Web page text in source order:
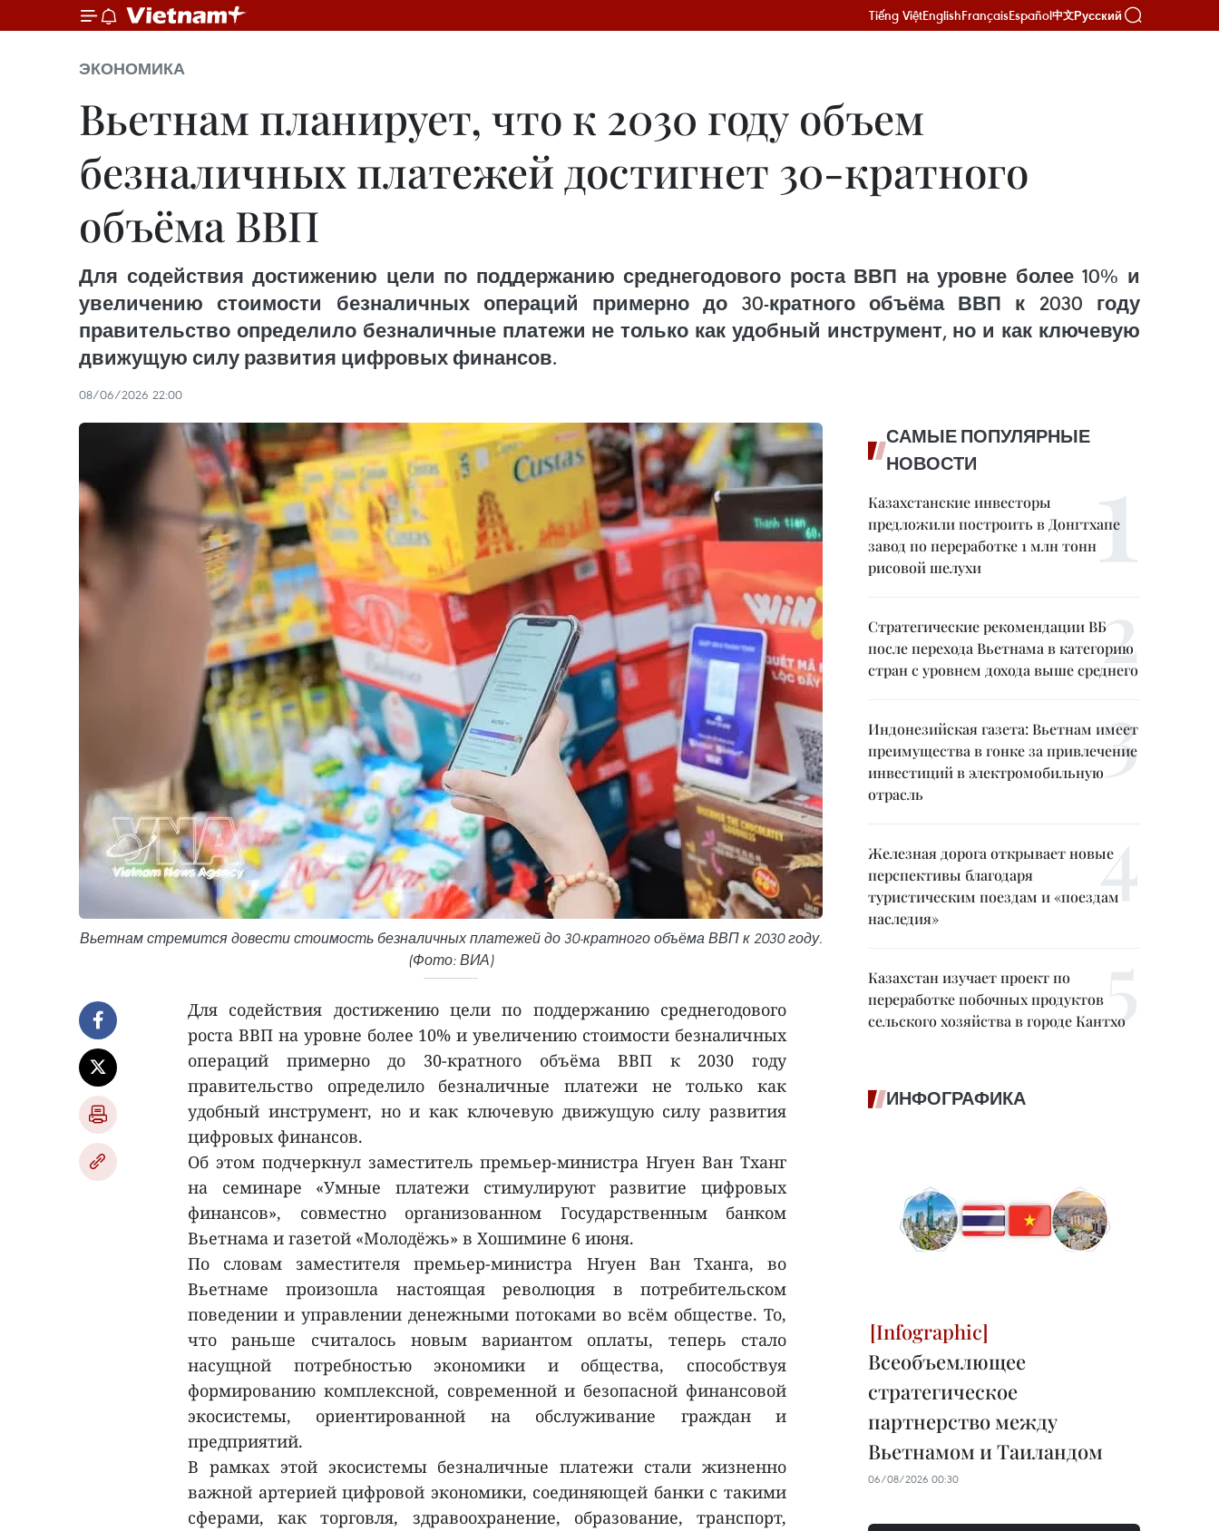
Tiếng ViệtEnglishFrançaisEspañol中文Русский
ЭКОНОМИКА
Вьетнам планирует, что к 2030 году объем
безналичных платежей достигнет 30-кратного
объёма ВВП
Для содействия достижению цели по поддержанию среднегодового роста ВВП на уровне более 10% и
увеличению стоимости безналичных операций примерно до 30-кратного объёма ВВП к 2030 году
правительство определило безналичные платежи не только как удобный инструмент, но и как ключевую
движущую силу развития цифровых финансов.
08/06/2026 22:00
Вьетнам стремится довести стоимость безналичных платежей до 30-кратного объёма ВВП к 2030 году.
(Фото: ВИА)
Для содействия достижению цели по поддержанию среднегодового
роста ВВП на уровне более 10% и увеличению стоимости безналичных
операций примерно до 30-кратного объёма ВВП к 2030 году
правительство определило безналичные платежи не только как
удобный инструмент, но и как ключевую движущую силу развития
цифровых финансов.
Об этом подчеркнул заместитель премьер-министра Нгуен Ван Тханг
на семинаре «Умные платежи стимулируют развитие цифровых
финансов», совместно организованном Государственным банком
Вьетнама и газетой «Молодёжь» в Хошимине 6 июня.
По словам заместителя премьер-министра Нгуен Ван Тханга, во
Вьетнаме произошла настоящая революция в потребительском
поведении и управлении денежными потоками во всём обществе. То,
что раньше считалось новым вариантом оплаты, теперь стало
насущной потребностью экономики и общества, способствуя
формированию комплексной, современной и безопасной финансовой
экосистемы, ориентированной на обслуживание граждан и
предприятий.
В рамках этой экосистемы безналичные платежи стали жизненно
важной артерией цифровой экономики, соединяющей банки с такими
сферами, как торговля, здравоохранение, образование, транспорт,
САМЫЕ ПОПУЛЯРНЫЕ
НОВОСТИ
Казахстанские инвесторы
предложили построить в Донгтхапе
завод по переработке 1 млн тонн
рисовой шелухи
Стратегические рекомендации ВБ
после перехода Вьетнама в категорию
стран с уровнем дохода выше среднего
Индонезийская газета: Вьетнам имеет
преимущества в гонке за привлечение
инвестиций в электромобильную
отрасль
Железная дорога открывает новые
перспективы благодаря
туристическим поездам и «поездам
наследия»
Казахстан изучает проект по
переработке побочных продуктов
сельского хозяйства в городе Кантхо
ИНФОГРАФИКА
Всеобъемлющее
стратегическое
партнерство между
Вьетнамом и Таиландом
06/08/2026 00:30